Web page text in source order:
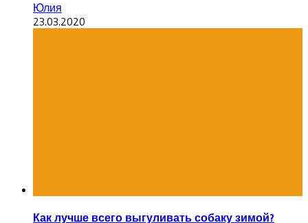
Юлия
23.03.2020
Как лучше всего выгуливать собаку зимой?